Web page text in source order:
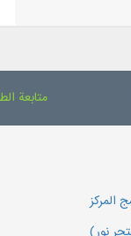
متابعة
المركز